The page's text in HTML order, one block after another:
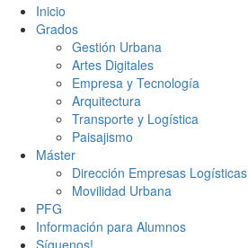
Inicio
Grados
Gestión Urbana
Artes Digitales
Empresa y Tecnología
Arquitectura
Transporte y Logística
Paisajismo
Máster
Dirección Empresas Logísticas
Movilidad Urbana
PFG
Información para Alumnos
Síguenos!